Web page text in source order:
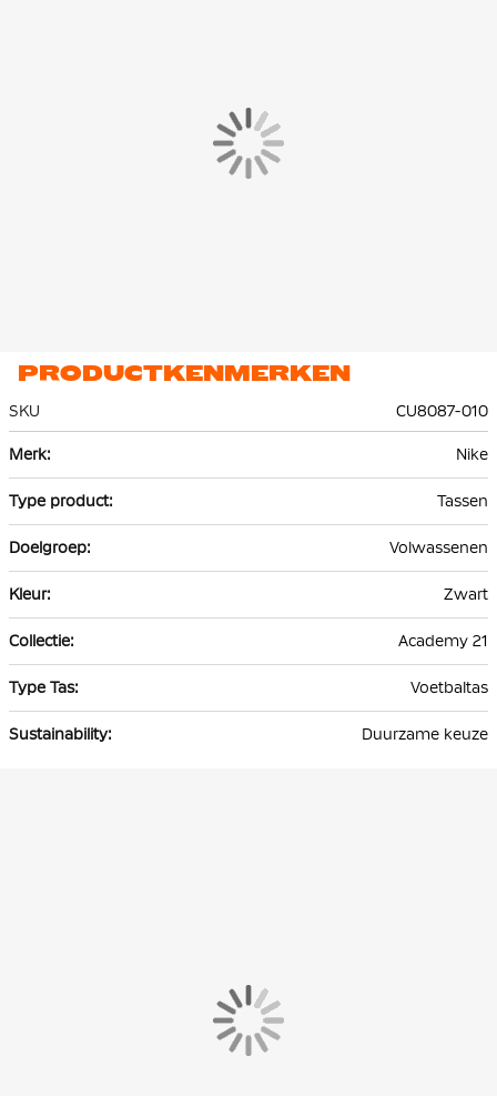
PRODUCTKENMERKEN
SKU
CU8087-010
informatie
Nike
Tassen
Volwassenen
Zwart
Academy 21
Voetbaltas
Duurzame keuze